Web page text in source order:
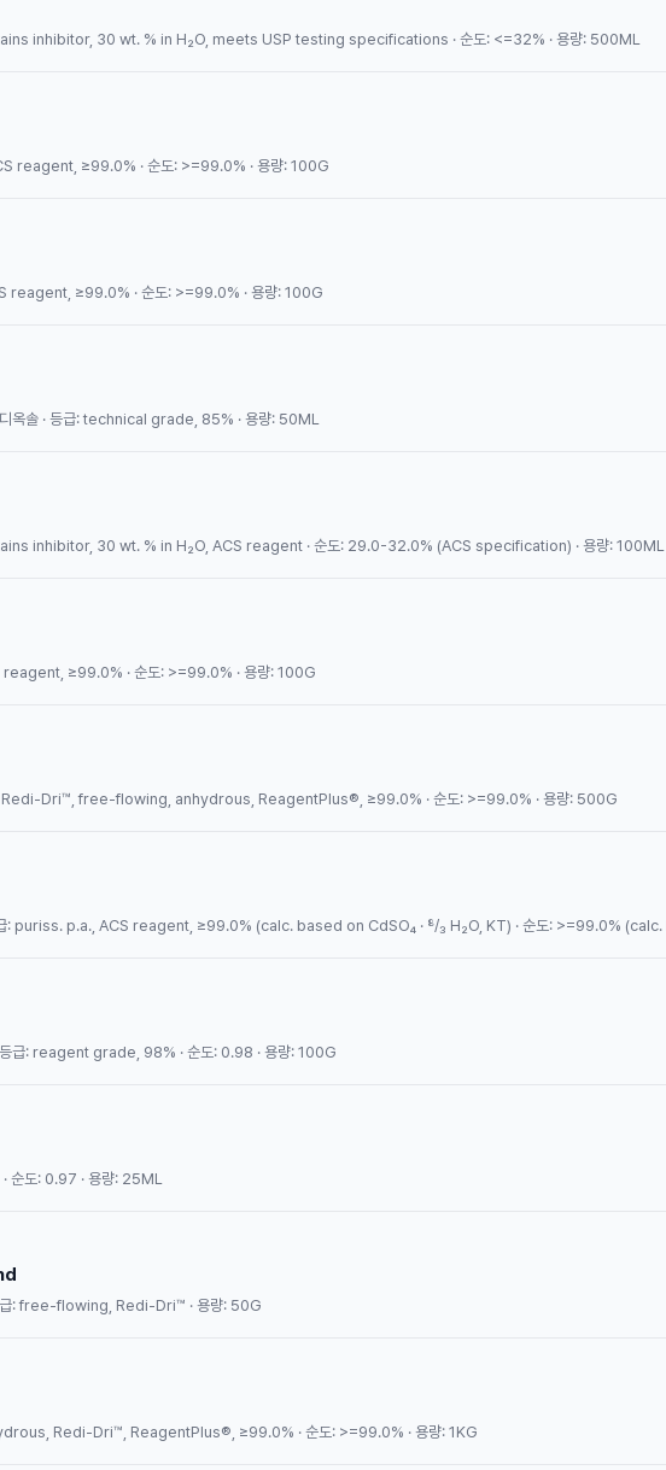
inhibitor, 30 wt. % in H₂O, meets USP testing specifications · 순도: <=32% · 용량: 500ML
reagent, ≥99.0% · 순도: >=99.0% · 용량: 100G
reagent, ≥99.0% · 순도: >=99.0% · 용량: 100G
옥솔 · 등급: technical grade, 85% · 용량: 50ML
inhibitor, 30 wt. % in H₂O, ACS reagent · 순도: 29.0-32.0% (ACS specification) · 용량: 100ML
reagent, ≥99.0% · 순도: >=99.0% · 용량: 100G
: Redi-Dri™, free-flowing, anhydrous, ReagentPlus®, ≥99.0% · 순도: >=99.0% · 용량: 500G
급: reagent grade, 98% · 순도: 0.98 · 용량: 100G
순도: 0.97 · 용량: 25ML
급: free-flowing, Redi-Dri™ · 용량: 50G
Redi-Dri™, ReagentPlus®, ≥99.0% · 순도: >=99.0% · 용량: 1KG